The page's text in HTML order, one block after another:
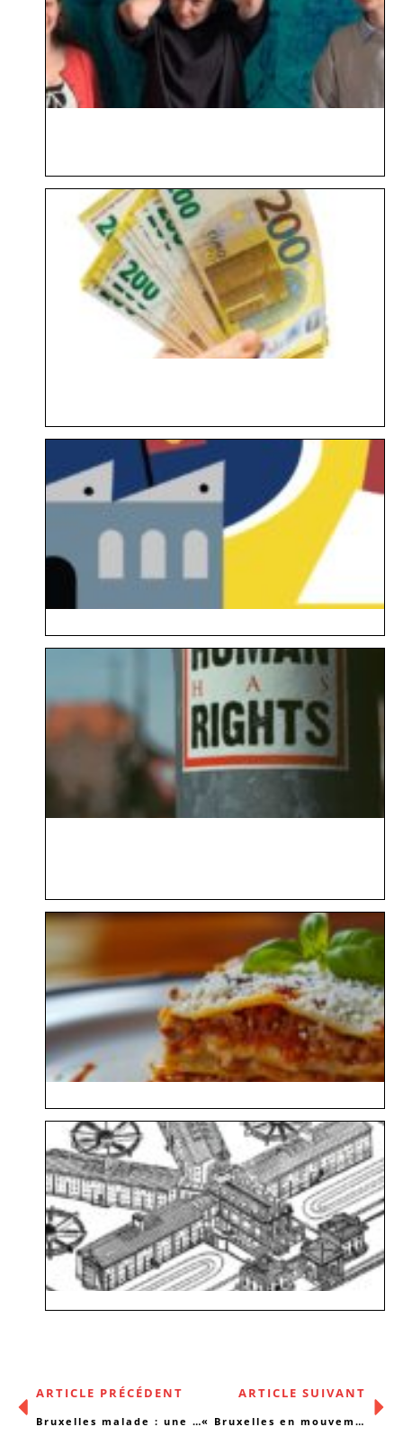
ARTICLE PRÉCÉDENT
Bruxelles malade : une enquête qui décortique la santé des bruxellois
ARTICLE SUIVANT
« Bruxelles en mouvements » nous plonge au cœur des maisons médicales